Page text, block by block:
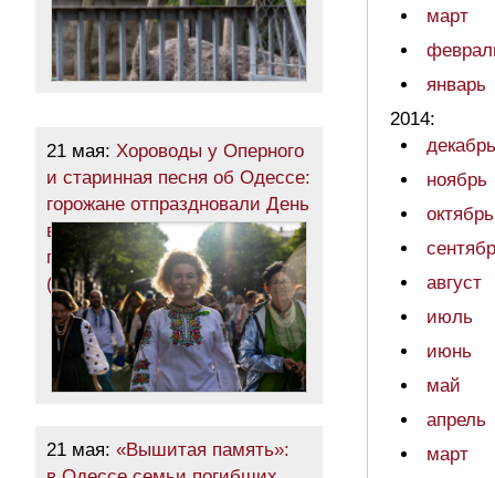
21 мая: Хороводы у Оперного
и старинная песня об Одессе:
горожане отпраздновали День
вышиванки шествием
по центру города
(фоторепортаж)
21 мая: «Вышитая память»:
март
январь
2014:
декабрь
ноябрь
октябрь
август
июль
июнь
май
апрель
март